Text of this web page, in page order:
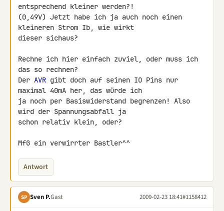
entsprechend kleiner werden?!
(0,49V) Jetzt habe ich ja auch noch einen
kleineren Strom Ib, wie wirkt
dieser sichaus?
Rechne ich hier einfach zuviel, oder muss ich
das so rechnen?
Der AVR gibt doch auf seinen IO Pins nur
maximal 40mA her, das würde ich
ja noch per Basiswiderstand begrenzen! Also
wird der Spannungsabfall ja
schon relativ klein, oder?
MfG ein verwirrter Bastler^^
Antwort
SP Sven P.Gast 2009-02-23 18:41#1158412